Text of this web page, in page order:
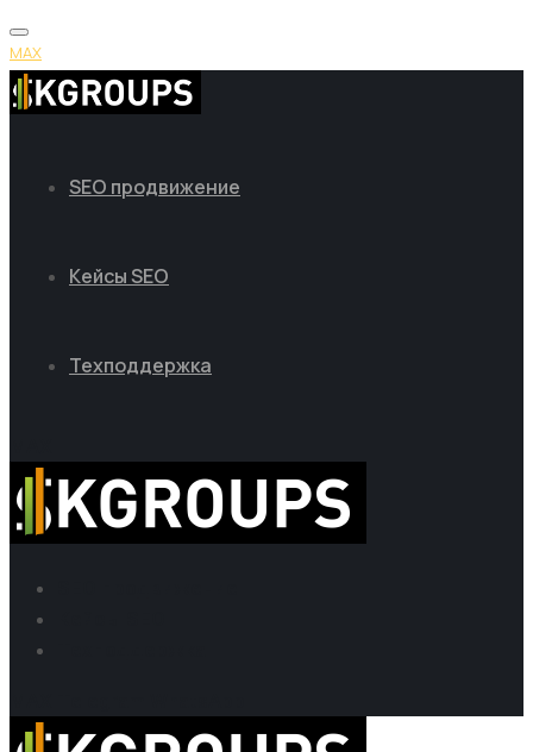
MAX
SEO продвижение
Кейсы SEO
Техподдержка